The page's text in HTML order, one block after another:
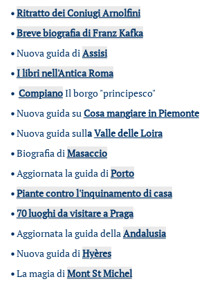
•Ritratto dei Coniugi Arnolfini
•Breve biografia di Franz Kafka
•Nuova guida diAssisi
•I libri nell'Antica Roma
• CompianoIl borgo "principesco"
•Nuova guida suCosa mangiare in Piemonte
•Nuova guida sullaValle delle Loira
•Biografia diMasaccio
•Aggiornata la guida diPorto
•Piante contro l'inquinamento di casa
• 70 luoghi da visitare a Praga
•Aggiornata la guida dellaAndalusia
•Nuova guida diHyères
•La magia diMont St Michel